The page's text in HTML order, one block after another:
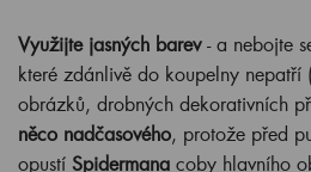
Využijte jasných barev- a nebojte
které zdánlivě do koupelny nepatří
obrázků, drobných dekorativních
něco nadčasového, protože před
opustí Spidermana coby hlavního